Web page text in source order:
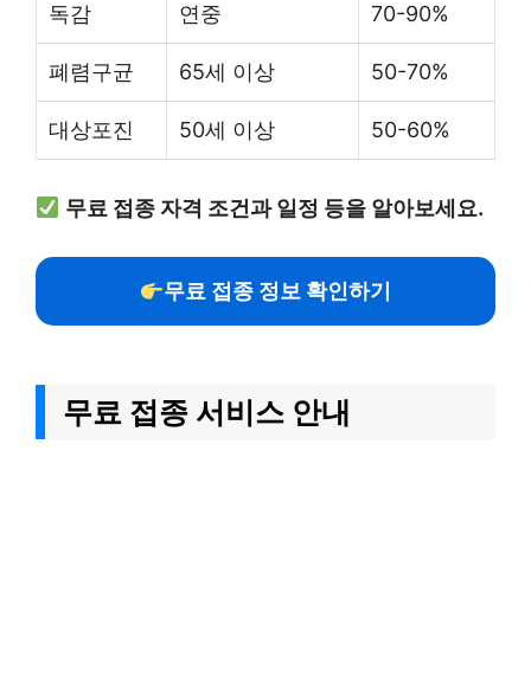
독감 연중 70-90%
폐렴구균 65세 이상 50-70%
대상포진 50세 이상 50-60%
무료 접종 자격 조건과 일정 등을 알아보세요.
무료 접종 정보 확인하기
무료 접종 서비스 안내